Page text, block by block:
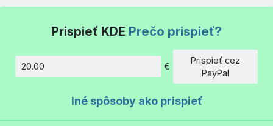
Prispieť KDE Prečo prispieť?
Množstvo
€
Prispieť cez
PayPal
Iné spôsoby ako prispieť